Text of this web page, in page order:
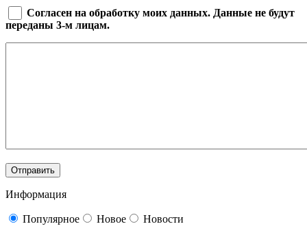
Согласен на обработку моих данных. Данные не будут
переданы 3-м лицам.
Информация
Популярное Новое Новости